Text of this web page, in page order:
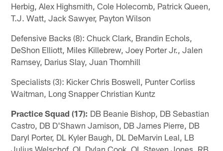
Herbig, Alex Highsmith, Cole Holecomb, Patrick Queen,
T.J. Watt, Jack Sawyer, Payton Wilson
Defensive Backs (8): Chuck Clark, Brandin Echols,
DeShon Elliott, Miles Killebrew, Joey Porter Jr., Jalen
Ramsey, Darius Slay, Juan Thornhill
Specialists (3): Kicker Chris Boswell, Punter Corliss
Waitman, Long Snapper Christian Kuntz
Practice Squad (17): DB Beanie Bishop, DB Sebastian
Castro, DB D'Shawn Jamison, DB James Pierre, DB
Daryl Porter, DL Kyler Baugh, DL DeMarvin Leal, LB
Julius Welschof, OL Dylan Cook, OL Steven Jones, RB